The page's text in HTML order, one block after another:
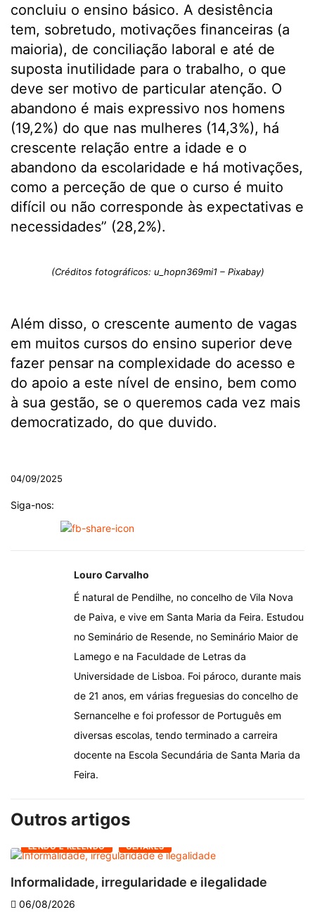
concluiu o ensino básico. A desistência
tem, sobretudo, motivações financeiras (a
maioria), de conciliação laboral e até de
suposta inutilidade para o trabalho, o que
deve ser motivo de particular atenção. O
abandono é mais expressivo nos homens
(19,2%) do que nas mulheres (14,3%), há
crescente relação entre a idade e o
abandono da escolaridade e há motivações,
como a perceção de que o curso é muito
difícil ou não corresponde às expectativas e
necessidades” (28,2%).
(Créditos fotográficos: u_hopn369mi1 – Pixabay)
Além disso, o crescente aumento de vagas
em muitos cursos do ensino superior deve
fazer pensar na complexidade do acesso e
do apoio a este nível de ensino, bem como
à sua gestão, se o queremos cada vez mais
democratizado, do que duvido.
04/09/2025
Siga-nos:
Louro Carvalho
É natural de Pendilhe, no concelho de Vila Nova
de Paiva, e vive em Santa Maria da Feira. Estudou
no Seminário de Resende, no Seminário Maior de
Lamego e na Faculdade de Letras da
Universidade de Lisboa. Foi pároco, durante mais
de 21 anos, em várias freguesias do concelho de
Sernancelhe e foi professor de Português em
diversas escolas, tendo terminado a carreira
docente na Escola Secundária de Santa Maria da
Feira.
Outros artigos
LENDO E RELENDO OLHARES
Informalidade, irregularidade e ilegalidade
06/08/2026